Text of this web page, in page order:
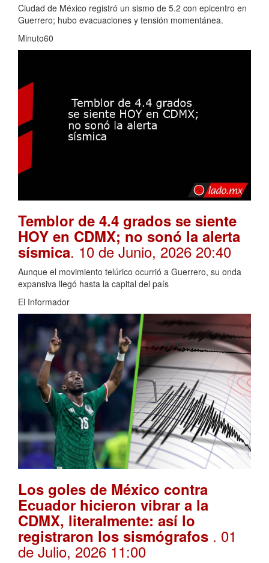
Ciudad de México registró un sismo de 5.2 con epicentro en
Guerrero; hubo evacuaciones y tensión momentánea.
Minuto60
Temblor de 4.4 grados se siente
HOY en CDMX; no sonó la alerta
sísmica. 10 de Junio, 2026 20:40
Aunque el movimiento telúrico ocurrió a Guerrero, su onda
expansiva llegó hasta la capital del país
El Informador
Los goles de México contra
Ecuador hicieron vibrar a la
CDMX, literalmente: así lo
registraron los sismógrafos . 01
de Julio, 2026 11:00